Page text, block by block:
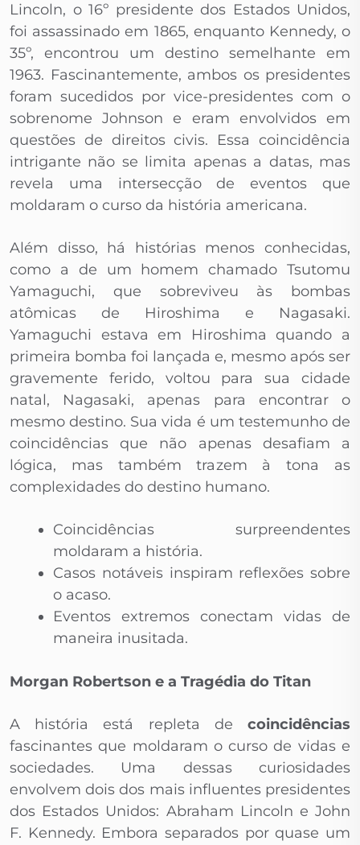
Lincoln, o 16º presidente dos Estados Unidos,
foi assassinado em 1865, enquanto Kennedy, o
35º, encontrou um destino semelhante em
1963. Fascinantemente, ambos os presidentes
foram sucedidos por vice-presidentes com o
sobrenome Johnson e eram envolvidos em
questões de direitos civis. Essa coincidência
intrigante não se limita apenas a datas, mas
revela uma intersecção de eventos que
moldaram o curso da história americana.
Além disso, há histórias menos conhecidas,
como a de um homem chamado Tsutomu
Yamaguchi, que sobreviveu às bombas
atômicas de Hiroshima e Nagasaki.
Yamaguchi estava em Hiroshima quando a
primeira bomba foi lançada e, mesmo após ser
gravemente ferido, voltou para sua cidade
natal, Nagasaki, apenas para encontrar o
mesmo destino. Sua vida é um testemunho de
coincidências que não apenas desafiam a
lógica, mas também trazem à tona as
complexidades do destino humano.
Coincidências surpreendentes
moldaram a história.
Casos notáveis inspiram reflexões sobre
o acaso.
Eventos extremos conectam vidas de
maneira inusitada.
Morgan Robertson e a Tragédia do Titan
A história está repleta de coincidências
fascinantes que moldaram o curso de vidas e
sociedades. Uma dessas curiosidades
envolvem dois dos mais influentes presidentes
dos Estados Unidos: Abraham Lincoln e John
F. Kennedy. Embora separados por quase um